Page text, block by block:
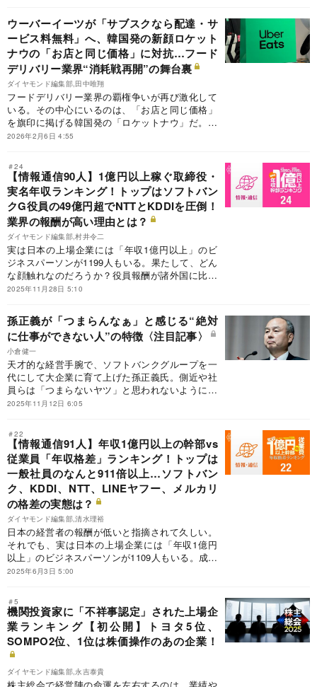
ムにTOB（株式公開買い付け）を実施する方向で
す。ところが、詳細を見ると、法令に触れかねな
いグレーなスキームであることが判明しました。
欧州系投資ファンドのEQTによるカカクコム買収
に事実上の横やりを入れる格好となったLINEヤフ
ーのグレーな買収スキームとは。
ウーバーイーツが「サブスクなら配達・サ
ービス料無料」へ、韓国発の新顔ロケット
ナウの「お店と同じ価格」に対抗…フード
デリバリー業界“消耗戦再開”の舞台裏
ダイヤモンド編集部,田中唯翔
フードデリバリー業界の覇権争いが再び激化して
いる。その中心にいるのは、「お店と同じ価格」
を旗印に掲げる韓国発の「ロケットナウ」だ。同
サービスの急成長を受け、既存各社は価格戦略の
ション会員を対象に配達料とサービス料を無料化
する方針を打ち出し、真っ向から反撃に転じる。
だが、クーポンで一時的にシェアを奪っても、そ
の先に待っているのはジリ貧の我慢比べに他なら
ない。コロナ禍の教訓は生かされるのか。再び過
熱するフードデリバリー業界の舞台裏と、その構
造的な課題を浮き彫りにする。
2026年2月6日 4:55
＃24
【情報通信90人】1億円以上稼ぐ取締役・
実名年収ランキング！トップはソフトバン
クG役員の49億円超でNTTとKDDIを圧倒！
業界の報酬が高い理由とは？
ダイヤモンド編集部,村井令二
実は日本の上場企業には「年収1億円以上」のビ
ジネスパーソンが1199人もいる。果たして、どん
な顔触れなのだろうか？役員報酬が諸外国に比べ
て低過ぎるという指摘もあるだけに、年収が高い
だ、業績や株式市場からの評価が振るわないにも
かかわらず、1億円ももらっているのであれば、
従業員や株主は心穏やかではいられないかもしれ
ない。今回は、情報通信業界の役員報酬ランキン
グを公開する。
2025年11月28日 5:10
孫正義が「つまらんなぁ」と感じる“絶対
に仕事ができない人”の特徴〈注目記事〉
小倉健一
天才的な経営手腕で、ソフトバンクグループを一
代にして大企業に育て上げた孫正義氏。側近や社
員らは「つまらないヤツ」と思われないように、
必死に食らいついたという。そんな孫氏が会議で
2025年11月12日 6:05
＃22
【情報通信91人】年収1億円以上の幹部vs
従業員「年収格差」ランキング！トップは
一般社員のなんと911倍以上…ソフトバン
ク、KDDI、NTT、LINEヤフー、メルカリ
の格差の実態は？
ダイヤモンド編集部,清水理裕
日本の経営者の報酬が低いと指摘されて久しい。
それでも、実は日本の上場企業には「年収1億円
以上」のビジネスパーソンが1109人もいる。成果
に見合った報酬を受け取ることは当然といえよ
より従業員の士気が下がる。そこで、今回は情報
通信業界の1億円以上もらう役員と従業員の年収
格差ランキングを作成。年収1億円以上の経営幹
部と一般社員の年収格差の実態は？実名ランキン
グで91人を検証する。
2025年6月3日 5:00
＃5
機関投資家に「不祥事認定」された上場企
業ランキング【初公開】トヨタ5位、
SOMPO2位、1位は株価操作のあの企業！
ダイヤモンド編集部,永吉泰貴
株主総会で経営陣の命運を左右するのは、業績や